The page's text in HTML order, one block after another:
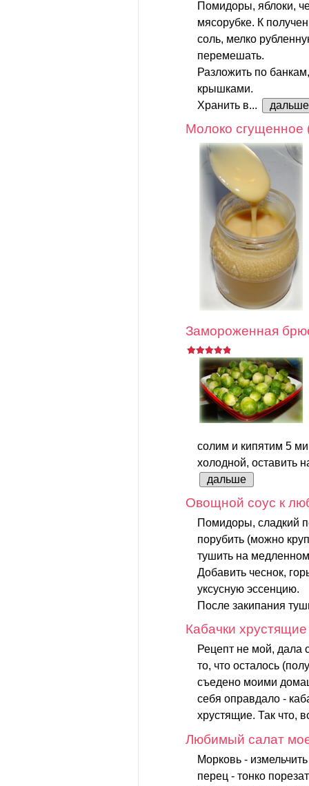
Помидоры, яблоки,
мясорубке. К
соль, мелко
перемешать.
Разложить по
крышками.
Хранить в...
дальше
Молоко
Замороженная
солим и кипятим 5
холодной, оставить
дальше
Овощной соус к
Помидоры, сладкий
порубить (можно
тушить на
Добавить чеснок,
уксусную эссенцию.
После закипания
Кабачки хрустящие
Рецепт не мой, дала
то, что осталось
съедено моими
себя оправдало -
хрустящие. Так что,
Любимый салат
Морковь -
перец - тонко